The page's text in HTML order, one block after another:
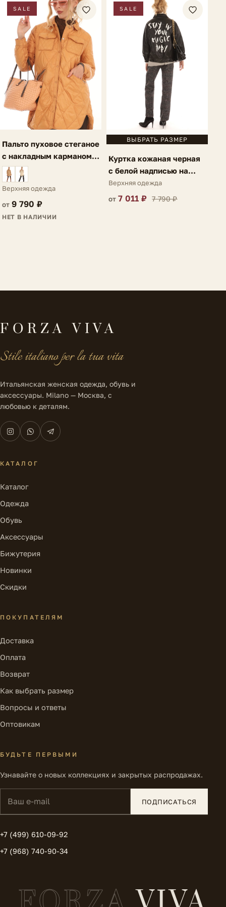
SALE
Пальто пуховое стеганое
с накладным карманом
темно-оранжевое Ria
Верхняя одежда
от 9 790 ₽
НЕТ В НАЛИЧИИ
SALE
ВЫБРАТЬ РАЗМЕР
Куртка кожаная черная
с белой надписью на
спине Lauria
Верхняя одежда
от7 011 ₽ 7 790 ₽
FORZA VIVA
Stile italiano per la tua vita
Итальянская женская одежда, обувь и
аксессуары. Milano — Москва, с
любовью к деталям.
КАТАЛОГ
Каталог
Одежда
Обувь
Аксессуары
Бижутерия
Новинки
Скидки
ПОКУПАТЕЛЯМ
Доставка
Оплата
Возврат
Как выбрать размер
Вопросы и ответы
Оптовикам
БУДЬТЕ ПЕРВЫМИ
Узнавайте о новых коллекциях и закрытых распродажах.
ПОДПИСАТЬСЯ
+7 (499) 610-09-92
+7 (968) 740-90-34